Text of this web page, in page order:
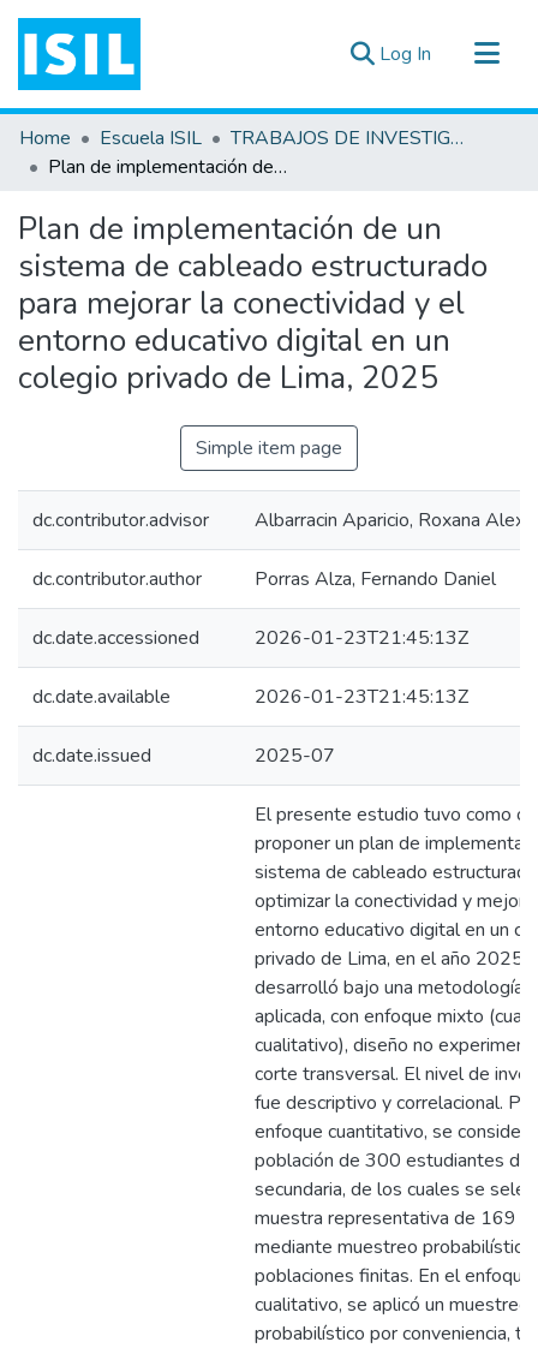
Log In (current)
All of DSpace
Statistics
Documentos ▾
Home Escuela ISIL
TRABAJOS DE INVESTIGACIÓN
Plan de implementación de un sistema de cableado estructurado para mejorar la conectividad y el entorno educativo digital en un colegio privado de Lima, 2025
Plan de implementación de un
sistema de cableado estructurado
para mejorar la conectividad y el
entorno educativo digital en un
colegio privado de Lima, 2025
Simple item page
dc.contributor.advisor Albarracin Aparicio, Roxana
dc.contributor.author Porras Alza, Fernando Daniel
dc.date.accessioned 2026-01-23T21:45:13Z
dc.date.available 2026-01-23T21:45:13Z
dc.date.issued 2025-07
El presente estudio tuvo como
proponer un plan de
sistema de cableado
optimizar la conectividad y
entorno educativo digital en un
privado de Lima, en el año 2025.
desarrolló bajo una metodología
aplicada, con enfoque mixto
cualitativo), diseño no
corte transversal. El nivel de
fue descriptivo y correlacional.
enfoque cuantitativo, se
población de 300 estudiantes de
secundaria, de los cuales se
muestra representativa de 169
mediante muestreo probabilístico
poblaciones finitas. En el enfoque
cualitativo, se aplicó un muestreo
probabilístico por conveniencia,